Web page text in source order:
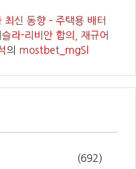
신 동향 – 주택용 배터
라-리비안 합의, 재규어
의 mostbet_mgSl
(692)